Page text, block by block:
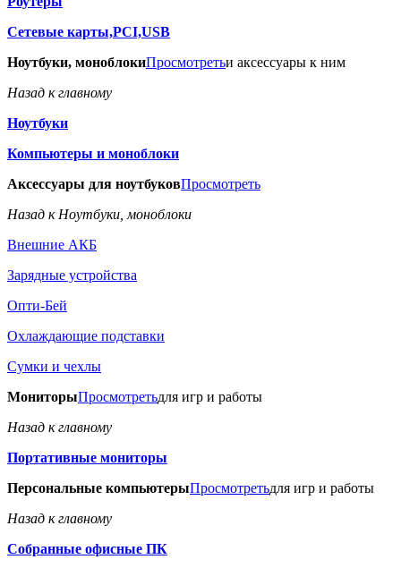
Сетевые карты,PCI,USB
Ноутбуки, моноблокиПросмотретьи аксессуары к ним
Назад к главному
Ноутбуки
Компьютеры и моноблоки
Аксессуары для ноутбуковПросмотреть
Назад к Ноутбуки, моноблоки
Внешние АКБ
Зарядные устройства
Опти-Бей
Охлаждающие подставки
Сумки и чехлы
МониторыПросмотретьдля игр и работы
Назад к главному
Портативные мониторы
Персональные компьютерыПросмотретьдля игр и работы
Назад к главному
Собранные офисные ПК